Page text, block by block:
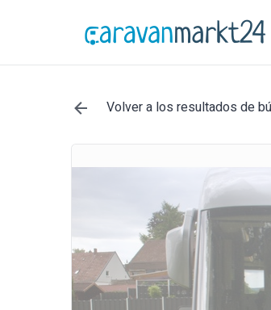
Volver a los resultados de